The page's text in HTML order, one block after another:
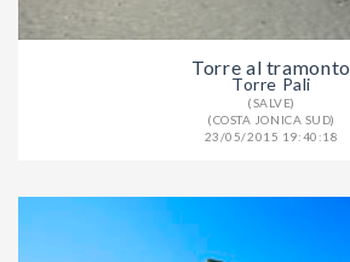
Torre al tramonto
Torre Pali
(SALVE)
(COSTA JONICA SUD)
23/05/2015 19:40:18